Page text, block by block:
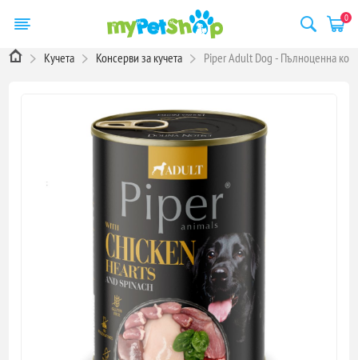
0
Кучета Консерви за кучета Piper Adult Dog - Пълноценна